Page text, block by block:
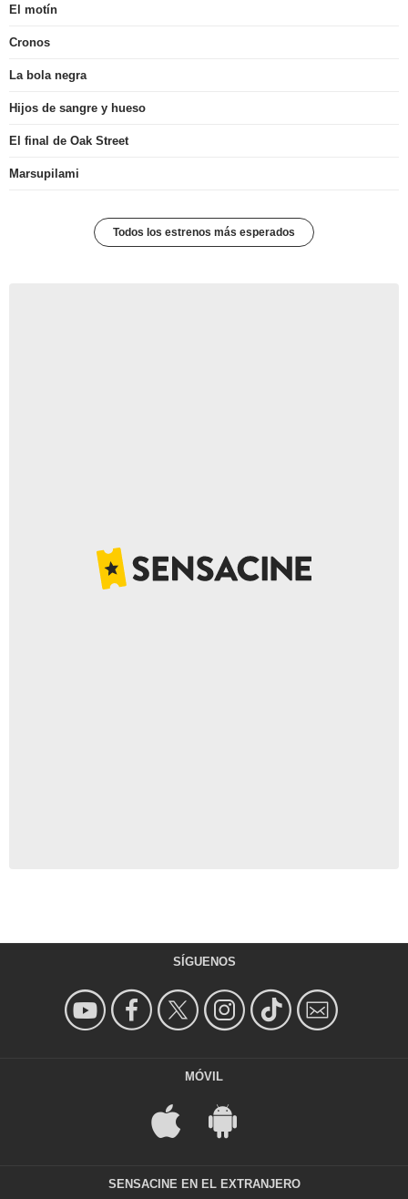
El motín
Cronos
La bola negra
Hijos de sangre y hueso
El final de Oak Street
Marsupilami
Todos los estrenos más esperados
SÍGUENOS
MÓVIL
SENSACINE EN EL EXTRANJERO